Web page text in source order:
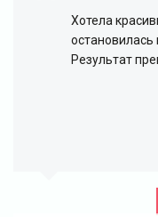
Хотела
остановилась
Результат